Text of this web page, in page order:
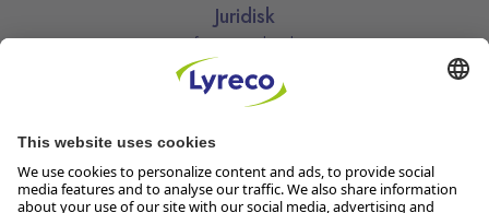
Juridisk
Informasjonskapsler
Kjøpsbetingelser
Personvernerklæring
Vilkår
Vilkår for kundeklubben
Åpenhetsloven
Endre dine personvernsinnstillinger